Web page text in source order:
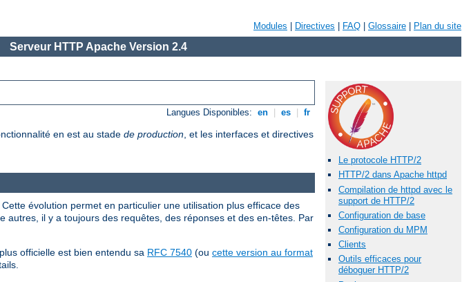
Modules Directives FAQ Glossaire Plan du site
Serveur HTTP Apache Version 2.4
Langues Disponibles: en es fr
en est au stade de production, et les interfaces et directives
Le protocole HTTP/2
HTTP/2 dans Apache httpd
Compilation de httpd avec le
support de HTTP/2
Configuration de base
Configuration du MPM
Clients
Outils efficaces pour
déboguer HTTP/2
évolution permet en particulier une utilisation plus efficace des
il y a toujours des requêtes, des réponses et des en-têtes. Par
officielle est bien entendu sa RFC 7540 (ou cette version au format